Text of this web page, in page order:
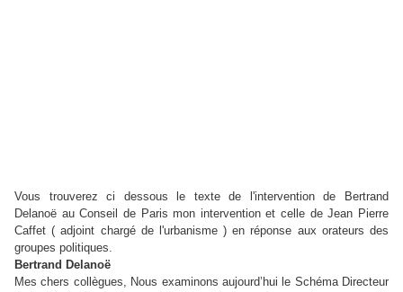
Vous trouverez ci dessous le texte de l'intervention de Bertrand
Delanoë au Conseil de Paris mon intervention et celle de Jean Pierre
Caffet ( adjoint chargé de l'urbanisme ) en réponse aux orateurs des
groupes politiques.
Bertrand Delanoë
Mes chers collègues, Nous examinons aujourd’hui le Schéma Directeur